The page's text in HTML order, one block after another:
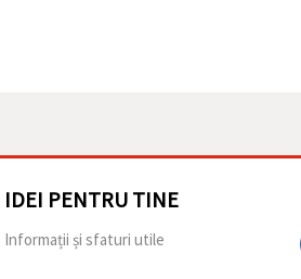
IDEI PENTRU TINE
Informații și sfaturi utile